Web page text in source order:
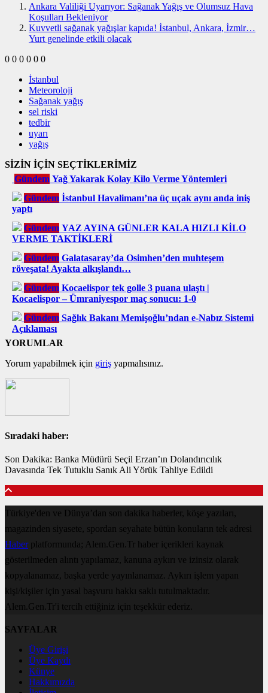
Ankara Valiliği Uyarıyor: Sağanak Yağış ve Olumsuz Hava
Koşulları Bekleniyor
Kuvvetli sağanak yağışlar kapıda! İstanbul, Ankara, İzmir…
Yurt genelinde etkili olacak
0 0 0 0 0 0
İstanbul
Meteoroloji
Sağanak yağış
sel riski
tedbir
uyarı
yağış
SİZİN İÇİN SEÇTİKLERİMİZ
Gündem Yağ Yakarak Kolay Kilo Verme Yöntemleri
Gündem İstanbul Havalimanı’na üç uçak aynı anda iniş
yaptı
Gündem YAZ AYINA GÜNLER KALA HIZLI KİLO
VERME TAKTİKLERİ
Gündem Galatasaray’da Osimhen’den muhteşem
röveşata! Ayakta alkışlandı…
Gündem Kocaelispor tek golle 3 puana ulaştı |
Kocaelispor – Ümraniyespor maç sonucu: 1-0
Gündem Sağlık Bakanı Memişoğlu’ndan e-Nabız Sistemi
Açıklaması
YORUMLAR
Yorum yapabilmek için giriş yapmalısınız.
Sıradaki haber:
Son Dakika: Banka Müdürü Seçil Erzan’ın Dolandırıcılık
Davasında Tek Tutuklu Sanık Ali Yörük Tahliye Edildi
Türkiye'den ve Dünya’dan son dakika haberler, köşe yazıları,
magazinden siyasete, spordan seyahate bütün konuların tek adresi
Haberplatformunda; Alem.Gen.Tr haber içerikleri kaynak
gösterilmeden alıntı yapılamaz, kanuna aykırı ve izinsiz olarak
kopyalanamaz, başka yerde yayınlanamaz. Aykırı işlem yapan
kişi/kişiler için yasal başvuru hakkı saklı tutulmaktadır.
Alem.Gen.Tr'i tercih ettiğiniz için teşekkür ederiz.
SAYFALAR
Üye Girişi
Üye Kaydı
Künye
Hakkımızda